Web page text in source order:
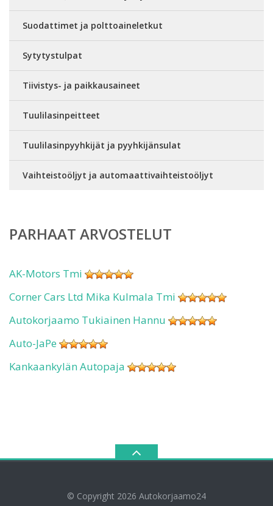
Suodattimet ja polttoaineletkut
Sytytystulpat
Tiivistys- ja paikkausaineet
Tuulilasinpeitteet
Tuulilasinpyyhkijät ja pyyhkijänsulat
Vaihteistoöljyt ja automaattivaihteistoöljyt
PARHAAT ARVOSTELUT
AK-Motors Tmi
Corner Cars Ltd Mika Kulmala Tmi
Autokorjaamo Tukiainen Hannu
Auto-JaPe
Kankaankylän Autopaja
© Copyright 2026 Autokorjaamo24